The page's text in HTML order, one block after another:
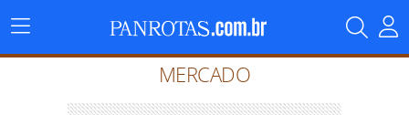
Menu
Principal
MERCADO